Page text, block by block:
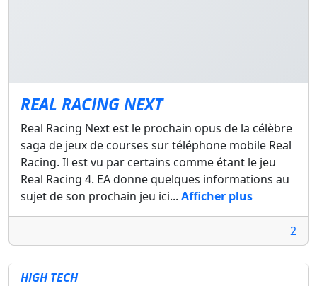
REAL RACING NEXT
Real Racing Next est le prochain opus de la célèbre
saga de jeux de courses sur téléphone mobile Real
Racing. Il est vu par certains comme étant le jeu
Real Racing 4. EA donne quelques informations au
sujet de son prochain jeu ici... Afficher plus
2
HIGH TECH